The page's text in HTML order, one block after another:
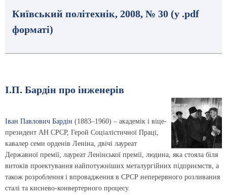
Київський політехнік, 2008, № 30 (у .pdf
форматі)
І.П. Бардін про інженерів
Іван Павлович Бардін (1883–1960) – академік і віце-
президент АН СРСР, Герой Соціалістичної Праці,
кавалер семи орденів Леніна, двічі лауреат
Державної премії, лауреат Ленінської премії, людина, яка стояла біля
витоків проектування найпотужніших металургійних підприємств, а
також розроблення і впровадження в СРСР неперервного розливання
сталі та киснево-конвертерного процесу.